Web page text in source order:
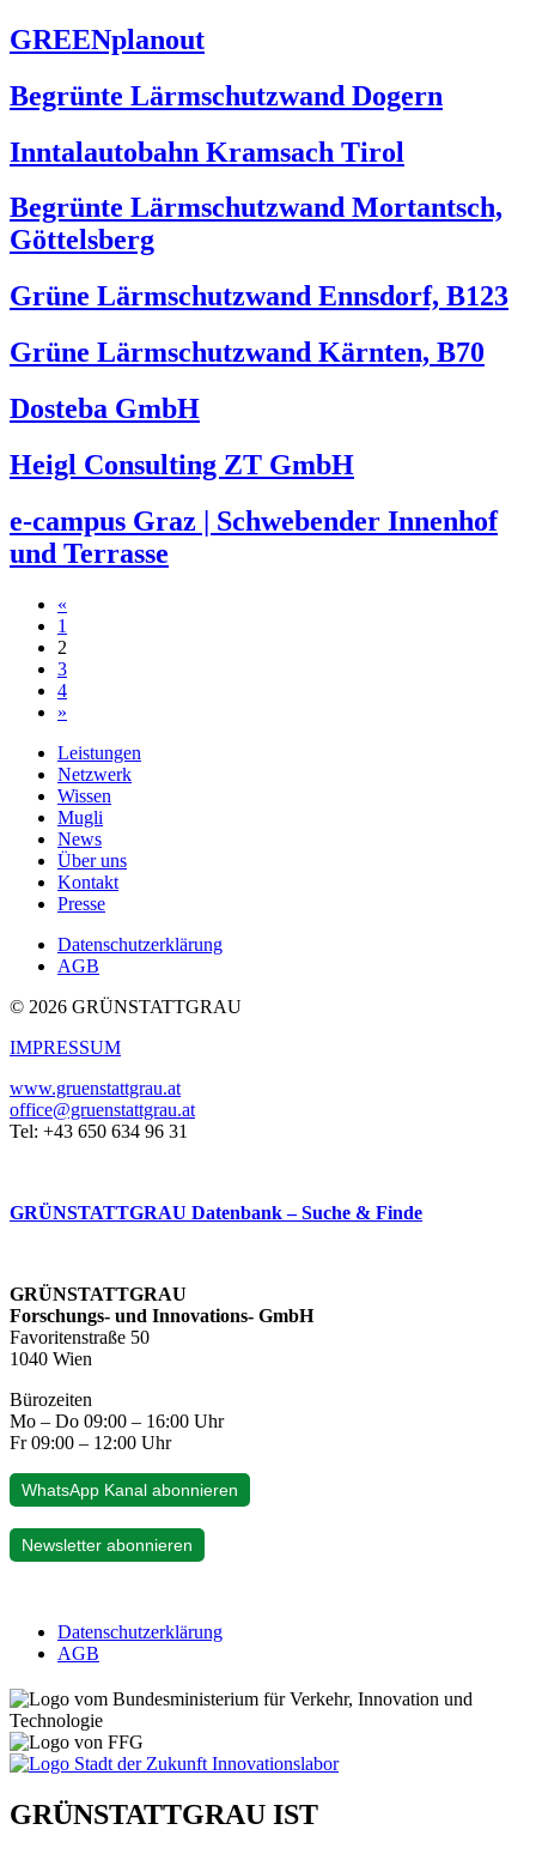
GREENplanout
Begrünte Lärmschutzwand Dogern
Inntalautobahn Kramsach Tirol
Begrünte Lärmschutzwand Mortantsch,
Göttelsberg
Grüne Lärmschutzwand Ennsdorf, B123
Grüne Lärmschutzwand Kärnten, B70
Dosteba GmbH
Heigl Consulting ZT GmbH
e-campus Graz | Schwebender Innenhof
und Terrasse
Beitragsnavigation
«
1
2
3
4
»
Leistungen
Netzwerk
Wissen
Mugli
News
Über uns
Kontakt
Presse
Datenschutzerklärung
AGB
© 2026 GRÜNSTATTGRAU
IMPRESSUM
www.gruenstattgrau.at
office@gruenstattgrau.at
Tel: +43 650 634 96 31
GRÜNSTATTGRAU Datenbank – Suche & Finde
GRÜNSTATTGRAU
Forschungs- und Innovations- GmbH
Favoritenstraße 50
1040 Wien
Bürozeiten
Mo – Do 09:00 – 16:00 Uhr
Fr 09:00 – 12:00 Uhr
WhatsApp Kanal abonnieren
Newsletter abonnieren
Datenschutzerklärung
AGB
GRÜNSTATTGRAU IST